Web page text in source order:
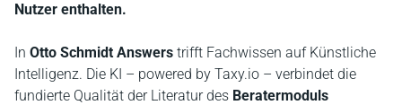
Nutzer enthalten.
In Otto Schmidt Answers trifft Fachwissen auf Künstliche
Intelligenz. Die KI – powered by Taxy.io – verbindet die
fundierte Qualität der Literatur des Beratermoduls